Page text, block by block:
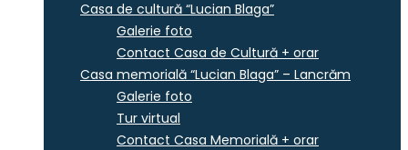
Casa de cultură “Lucian Blaga”
Galerie foto
Contact Casa de Cultură + orar
Casa memorială “Lucian Blaga” – Lancrăm
Galerie foto
Tur virtual
Contact Casa Memorială + orar